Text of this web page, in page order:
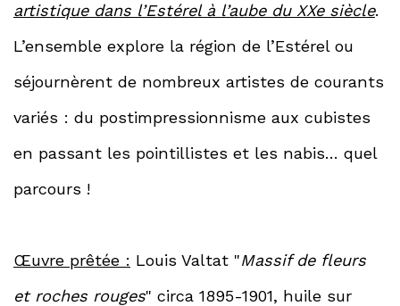
artistique dans l’Estérel à l’aube du XXe siècle.
L’ensemble explore la région de l’Estérel ou
séjournèrent de nombreux artistes de courants
variés : du postimpressionnisme aux cubistes
en passant les pointillistes et les nabis… quel
parcours !
Œuvre prêtée : Louis Valtat "Massif de fleurs
et roches rouges" circa 1895-1901, huile sur